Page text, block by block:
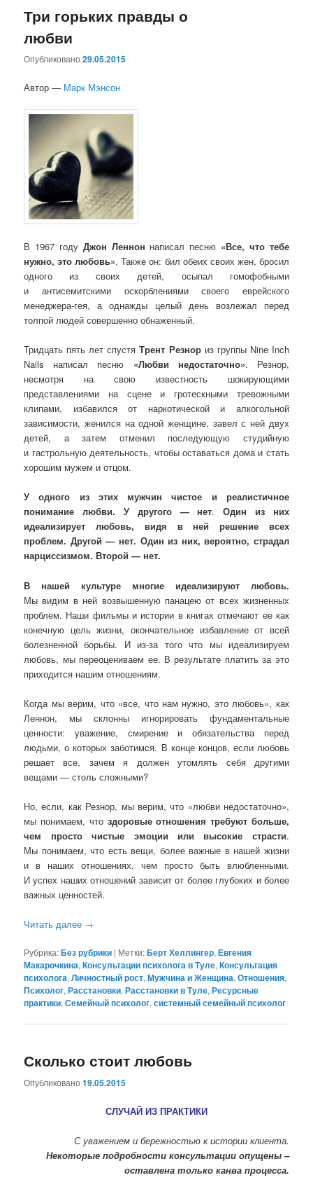
Три горьких правды о
любви
Опубликовано29.05.2015
Автор — Марк Мэнсон
В 1967 году Джон Леннон написал песню «Все, что тебе
нужно, это любовь». Также он: бил обеих своих жен, бросил
одного из своих детей, осыпал гомофобными
и антисемитскими оскорблениями своего еврейского
менеджера-гея, а однажды целый день возлежал перед
толпой людей совершенно обнаженный.
Тридцать пять лет спустяТрент Резнориз группы Nine Inch
Nails написал песню «Любви недостаточно». Резнор,
несмотря на свою известность шокирующими
представлениями на сцене и гротескными тревожными
клипами, избавился от наркотической и алкогольной
зависимости, женился на одной женщине, завел с ней двух
детей, а затем отменил последующую студийную
и гастрольную деятельность, чтобы оставаться дома и стать
хорошим мужем и отцом.
У одного из этих мужчин чистое и реалистичное
понимание любви. У другого — нет.Один из них
идеализирует любовь, видя в ней решение всех
проблем. Другой — нет. Один из них, вероятно, страдал
нарциссизмом. Второй — нет.
В нашей культуре многие идеализируют любовь.
Мы видим в ней возвышенную панацею от всех жизненных
проблем. Наши фильмы и истории в книгах отмечают ее как
конечную цель жизни, окончательное избавление от всей
болезненной борьбы. И из-за того что мы идеализируем
любовь, мы переоцениваем ее. В результате платить за это
приходится нашим отношениям.
Когда мы верим, что «все, что нам нужно, это любовь», как
Леннон, мы склонны игнорировать фундаментальные
ценности: уважение, смирение и обязательства перед
людьми, о которых заботимся. В конце концов, если любовь
решает все, зачем я должен утомлять себя другими
вещами — столь сложными?
Но, если, как Резнор, мы верим, что «любви недостаточно»,
мы понимаем, что здоровые отношения требуют больше,
чем просто чистые эмоции или высокие страсти.
Мы понимаем, что есть вещи, более важные в нашей жизни
и в наших отношениях, чем просто быть влюбленными.
И успех наших отношений зависит от более глубоких и более
важных ценностей.
Читать далее →
Рубрика:Без рубрики | Метки:Берт Хеллингер,Евгения
Макарочкина,Консультации психолога в Туле,Консультация
психолога,Личностный рост,Мужчина и Женщина,Отношения,
Психолог,Расстановки,Расстановки в Туле,Ресурсные
практики,Семейный психолог,системный семейный психолог
Сколько стоит любовь
Опубликовано19.05.2015
СЛУЧАЙ ИЗ ПРАКТИКИ
С уважением и бережностью к истории клиента.
Некоторые подробности консультации опущены –
оставлена только канва процесса.